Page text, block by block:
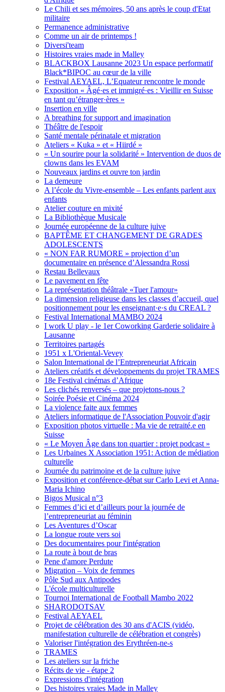
Le Chili et ses mémoires, 50 ans après le coup d'Etat
militaire
Permanence administrative
Comme un air de printemps !
Diversi'team
Histoires vraies made in Malley
BLACKBOX Lausanne 2023 Un espace performatif
Black*BIPOC au cœur de la ville
Festival AEYAEL, L’Equateur rencontre le monde
Exposition « Âgé·es et immigré·es : Vieillir en Suisse
en tant qu’étranger·ères »
Insertion en ville
A breathing for support and imagination
Théâtre de l'espoir
Santé mentale périnatale et migration
Ateliers « Kuka » et « Hiirdé »
« Un sourire pour la solidarité » Intervention de duos de
clowns dans les EVAM
Nouveaux jardins et ouvre ton jardin
La demeure
A l’école du Vivre-ensemble – Les enfants parlent aux
enfants
Atelier couture en mixité
La Bibliothèque Musicale
Journée européenne de la culture juive
BAPTÊME ET CHANGEMENT DE GRADES
ADOLESCENTS
« NON FAR RUMORE » projection d’un
documentaire en présence d’Alessandra Rossi
Restau Bellevaux
Le pavement en fête
La représentation théâtrale «Tuer l'amour»
La dimension religieuse dans les classes d’accueil, quel
positionnement pour les enseignant·e·s du CREAL ?
Festival International MAMBO 2024
I work U play - le 1er Coworking Garderie solidaire à
Lausanne
Territoires partagés
1951 x L'Oriental-Vevey
Salon International de l’Entrepreneuriat Africain
Ateliers créatifs et développements du projet TRAMES
18e Festival cinémas d’Afrique
Les clichés renversés – que projetons-nous ?
Soirée Poésie et Cinéma 2024
La violence faite aux femmes
Ateliers informatique de l'Association Pouvoir d'agir
Exposition photos virtuelle : Ma vie de retraité.e en
Suisse
« Le Moyen Âge dans ton quartier : projet podcast »
Les Urbaines X Association 1951: Action de médiation
culturelle
Journée du patrimoine et de la culture juive
Exposition et conférence-débat sur Carlo Levi et Anna-
Maria Ichino
Bigos Musical n°3
Femmes d’ici et d’ailleurs pour la journée de
l’entrepreneuriat au féminin
Les Aventures d’Oscar
La longue route vers soi
Des documentaires pour l'intégration
La route à bout de bras
Pene d'amore Perdute
Migration – Voix de femmes
Pôle Sud aux Antipodes
L'école multiculturelle
Tournoi International de Football Mambo 2022
SHARODOTSAV
Festival AEYAEL
Projet de célébration des 30 ans d'ACIS (vidéo,
manifestation culturelle de célébration et congrès)
Valoriser l'intégration des Erythréen-ne-s
TRAMES
Les ateliers sur la friche
Récits de vie - étape 2
Expressions d'intégration
Des histoires vraies Made in Malley